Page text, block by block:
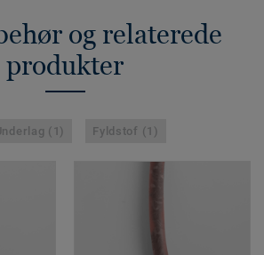
og relaterede
produkter
(1) Fyldstof (1)